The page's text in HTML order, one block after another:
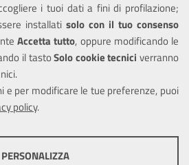
i tuoi dati a fini di profilazione;
installati solo con il tuo consenso
Accetta tutto, oppure modificando le
il tastoSolo cookie tecnici verranno
e per modificare le tue preferenze, puoi
policy.
PERSONALIZZA
del sito